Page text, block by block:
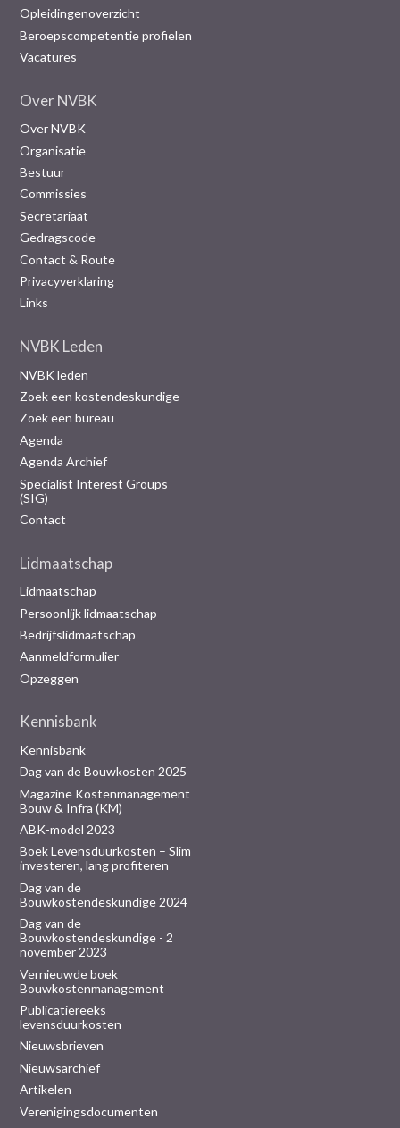
Opleidingenoverzicht
Beroepscompetentie profielen
Vacatures
Over NVBK
Over NVBK
Organisatie
Bestuur
Commissies
Secretariaat
Gedragscode
Contact & Route
Privacyverklaring
Links
NVBK Leden
NVBK leden
Zoek een kostendeskundige
Zoek een bureau
Agenda
Agenda Archief
Specialist Interest Groups
(SIG)
Contact
Lidmaatschap
Lidmaatschap
Persoonlijk lidmaatschap
Bedrijfslidmaatschap
Aanmeldformulier
Opzeggen
Kennisbank
Kennisbank
Dag van de Bouwkosten 2025
Magazine Kostenmanagement
Bouw & Infra (KM)
ABK-model 2023
Boek Levensduurkosten – Slim
investeren, lang profiteren
Dag van de
Bouwkostendeskundige 2024
Dag van de
Bouwkostendeskundige - 2
november 2023
Vernieuwde boek
Bouwkostenmanagement
Publicatiereeks
levensduurkosten
Nieuwsbrieven
Nieuwsarchief
Artikelen
Verenigingsdocumenten